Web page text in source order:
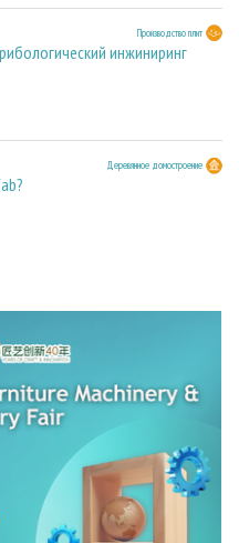
Производство плит
инжиниринг
Деревянное домостроение